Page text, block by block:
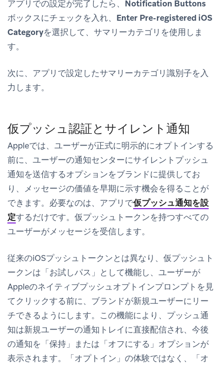
アプリでの設定が完了したら、 Notification Buttons
ボックスにチェックを入れ、 Enter Pre-registered iOS
Categoryを選択して、サマリーカテゴリを使用しま
す。
次に、アプリで設定したサマリーカテゴリ識別子を入
力します。
仮プッシュ認証とサイレント通知
Appleでは、ユーザーが正式に明示的にオプトインする
前に、ユーザーの通知センターにサイレントプッシュ
通知を送信するオプションをブランドに提供してお
り、メッセージの価値を早期に示す機会を得ることが
できます。必要なのは、アプリで仮プッシュ通知を設
定するだけです。仮プッシュトークンを持つすべての
ユーザーがメッセージを受信します。
従来のiOSプッシュトークンとは異なり、仮プッシュト
ークンは「お試しパス」として機能し、ユーザーが
Appleのネイティブプッシュオプトインプロンプトを見
てクリックする前に、ブランドが新規ユーザーにリー
チできるようにします。この機能により、プッシュ通
知は新規ユーザーの通知トレイに直接配信され、今後
の通知を「保持」または「オフにする」オプションが
表示されます。「オプトイン」の体験ではなく、「オ